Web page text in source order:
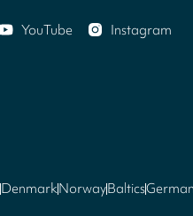
YouTube Instagram
DenmarkNorwayBaltics